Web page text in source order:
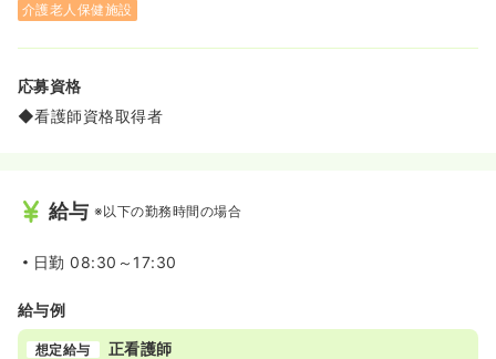
介護老人保健施設
応募資格
◆看護師資格取得者
給与 ※以下の勤務時間の場合
日勤 08:30～17:30
給与例
想定給与 正看護師